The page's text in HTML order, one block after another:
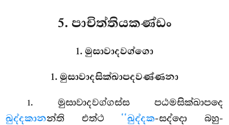
5. පාචිත්තියකණ්ඩං
1. මුසාවාදවග්ගො
1. මුසාවාදසික්ඛාපදවණ්ණනා
1. මුසාවාදවග්ගස්ස පඨමසික්ඛාපදෙ
ඛුද්දකානන්ති එත්ථ ‘‘ඛුද්දක-සද්දො බහු-